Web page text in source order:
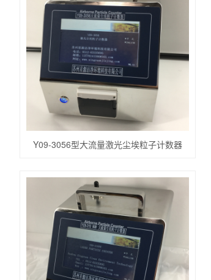
Y09-3056型大流量激光尘埃粒子计数器